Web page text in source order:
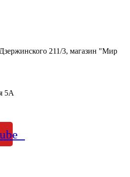
211/3, магазин "Мир
5А